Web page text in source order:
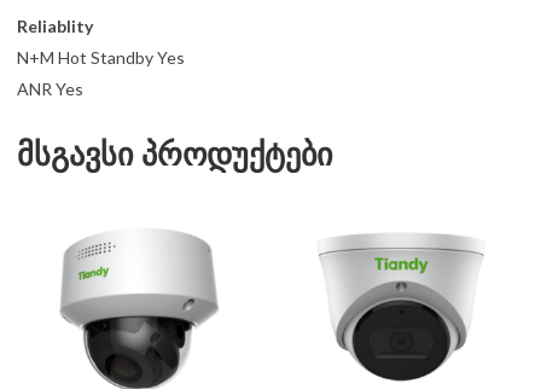
Reliablity
N+M Hot Standby Yes
ANR Yes
მსგავსი პროდუქტები